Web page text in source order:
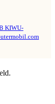
KIWU-